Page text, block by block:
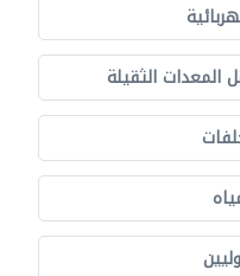
المعدات الثقيلة